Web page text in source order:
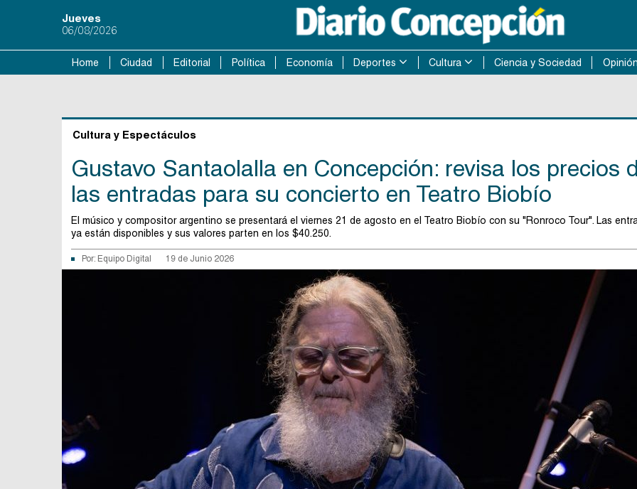
Jueves
06/08/2026
Home Ciudad Editorial Política Economía Deportes Cultura Ciencia y Sociedad
Cultura y Espectáculos
Gustavo Santaolalla en Concepción: revisa los precios
las entradas para su concierto en Teatro Biobío
El músico y compositor argentino se presentará el viernes 21 de agosto en el Teatro Biobío con su "Ronroco Tour". Las
ya están disponibles y sus valores parten en los $40.250.
Por: Equipo Digital 19 de Junio 2026